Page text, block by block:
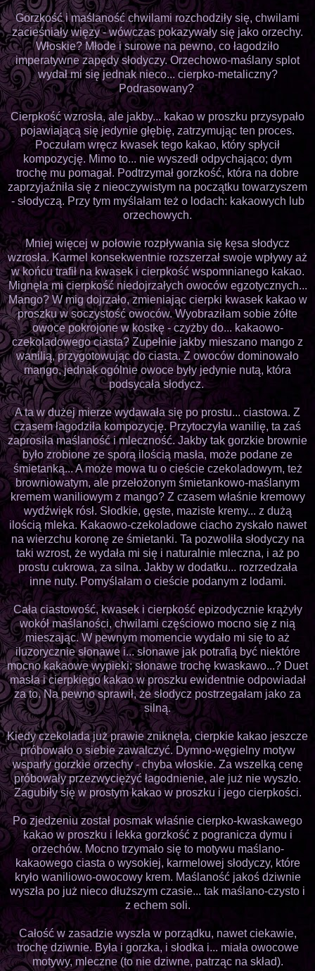
Gorzkość i maślaność chwilami rozchodziły się, chwilami
zacieśniały więzy - wówczas pokazywały się jako orzechy.
Włoskie? Młode i surowe na pewno, co łagodziło
imperatywne zapędy słodyczy. Orzechowo-maślany splot
wydał mi się jednak nieco... cierpko-metaliczny?
Podrasowany?
Cierpkość wzrosła, ale jakby... kakao w proszku przysypało
pojawiającą się jedynie głębię, zatrzymując ten proces.
Poczułam wręcz kwasek tego kakao, który spłycił
kompozycję. Mimo to... nie wyszedł odpychająco; dym
trochę mu pomagał. Podtrzymał gorzkość, która na dobre
zaprzyjaźniła się z nieoczywistym na początku towarzyszem
- słodyczą. Przy tym myślałam też o lodach: kakaowych lub
orzechowych.
Mniej więcej w połowie rozpływania się kęsa słodycz
wzrosła. Karmel konsekwentnie rozszerzał swoje wpływy aż
w końcu trafił na kwasek i cierpkość wspomnianego kakao.
Mignęła mi cierpkość niedojrzałych owoców egzotycznych...
Mango? W mig dojrzało, zmieniając cierpki kwasek kakao w
proszku w soczystość owoców. Wyobraziłam sobie żółte
owoce pokrojone w kostkę - czyżby do... kakaowo-
czekoladowego ciasta? Zupełnie jakby mieszano mango z
wanilią, przygotowując do ciasta. Z owoców dominowało
mango, jednak ogólnie owoce były jedynie nutą, która
podsycała słodycz.
A ta w dużej mierze wydawała się po prostu... ciastowa. Z
czasem łagodziła kompozycję. Przytoczyła wanilię, ta zaś
zaprosiła maślaność i mleczność. Jakby tak gorzkie brownie
było zrobione ze sporą ilością masła, może podane ze
śmietanką... A może mowa tu o cieście czekoladowym, też
browniowatym, ale przełożonym śmietankowo-maślanym
kremem waniliowym z mango? Z czasem właśnie kremowy
wydźwięk rósł. Słodkie, gęste, maziste kremy... z dużą
ilością mleka. Kakaowo-czekoladowe ciacho zyskało nawet
na wierzchu koronę ze śmietanki. Ta pozwoliła słodyczy na
taki wzrost, że wydała mi się i naturalnie mleczna, i aż po
prostu cukrowa, za silna. Jakby w dodatku... rozrzedzała
inne nuty. Pomyślałam o cieście podanym z lodami.
Cała ciastowość, kwasek i cierpkość epizodycznie krążyły
wokół maślaności, chwilami częściowo mocno się z nią
mieszając. W pewnym momencie wydało mi się to aż
iluzorycznie słonawe i... słonawe jak potrafią być niektóre
mocno kakaowe wypieki; słonawe trochę kwaskawo...? Duet
masła i cierpkiego kakao w proszku ewidentnie odpowiadał
za to. Na pewno sprawił, że słodycz postrzegałam jako za
silną.
Kiedy czekolada już prawie zniknęła, cierpkie kakao jeszcze
próbowało o siebie zawalczyć. Dymno-węgielny motyw
wsparły gorzkie orzechy - chyba włoskie. Za wszelką cenę
próbowały przezwyciężyć łagodnienie, ale już nie wyszło.
Zagubiły się w prostym kakao w proszku i jego cierpkości.
Po zjedzeniu został posmak właśnie cierpko-kwaskawego
kakao w proszku i lekka gorzkość z pogranicza dymu i
orzechów. Mocno trzymało się to motywu maślano-
kakaowego ciasta o wysokiej, karmelowej słodyczy, które
kryło waniliowo-owocowy krem. Maślaność jakoś dziwnie
wyszła po już nieco dłuższym czasie... tak maślano-czysto i
z echem soli.
Całość w zasadzie wyszła w porządku, nawet ciekawie,
trochę dziwnie. Była i gorzka, i słodka i... miała owocowe
motywy, mleczne (to nie dziwne, patrząc na skład).